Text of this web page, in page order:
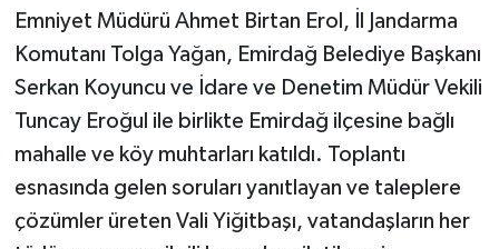
Emniyet Müdürü Ahmet Birtan Erol, İl Jandarma
Komutanı Tolga Yağan, Emirdağ Belediye Başkanı
Serkan Koyuncu ve İdare ve Denetim Müdür Vekili
Tuncay Eroğul ile birlikte Emirdağ ilçesine bağlı
mahalle ve köy muhtarları katıldı. Toplantı
esnasında gelen soruları yanıtlayan ve taleplere
çözümler üreten Vali Yiğitbaşı, vatandaşların her